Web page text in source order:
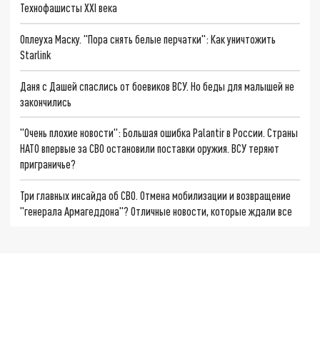
Технофашисты XXI века
Оплеуха Маску. "Пора снять белые перчатки": Как уничтожить
Starlink
Даня с Дашей спаслись от боевиков ВСУ. Но беды для малышей не
закончились
"Очень плохие новости": Большая ошибка Palantir в России. Страны
НАТО впервые за СВО остановили поставки оружия. ВСУ теряют
приграничье?
Три главных инсайда об СВО. Отмена мобилизации и возвращение
"генерала Армагеддона"? Отличные новости, которые ждали все